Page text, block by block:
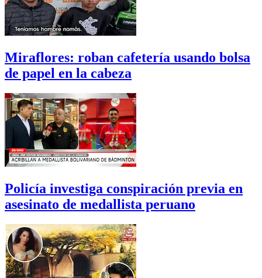
Miraflores: roban cafetería usando bolsa
de papel en la cabeza
Policía investiga conspiración previa en
asesinato de medallista peruano